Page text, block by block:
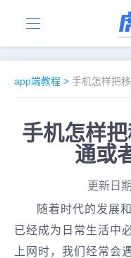
app端教程 > 手机怎样把
手机怎样
通或
更新日
随着时代的发展
已经成为日常生活中
上网时，我们经常会